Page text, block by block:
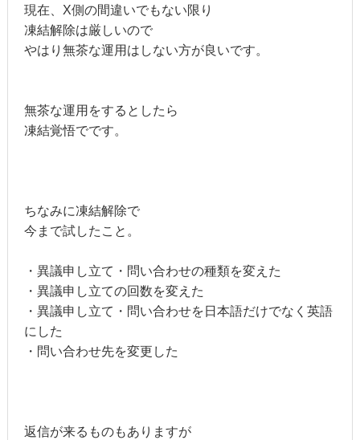
現在、X側の間違いでもない限り
凍結解除は厳しいので
やはり無茶な運用はしない方が良いです。
無茶な運用をするとしたら
凍結覚悟でです。
ちなみに凍結解除で
今まで試したこと。
・異議申し立て・問い合わせの種類を変えた
・異議申し立ての回数を変えた
・異議申し立て・問い合わせを日本語だけでなく英語
にした
・問い合わせ先を変更した
返信が来るものもありますが